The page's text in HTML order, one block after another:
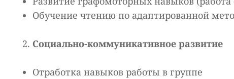
Обучение чтению по адаптированной
Социально-коммуникативное развитие
Отработка навыков работы в группе